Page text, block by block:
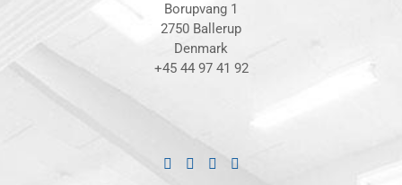
Borupvang 1
2750 Ballerup
Denmark
+45 44 97 41 92